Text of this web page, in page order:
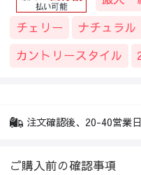
チェリー
ナチュラル
カントリースタイル
注文確認後、20-40営業
ご購入前の確認事項